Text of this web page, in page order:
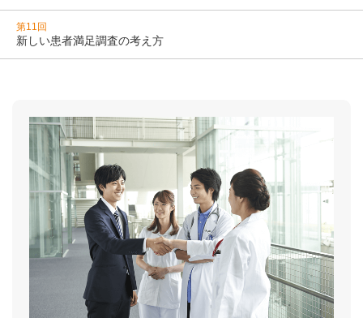
第11回
新しい患者満足調査の考え方